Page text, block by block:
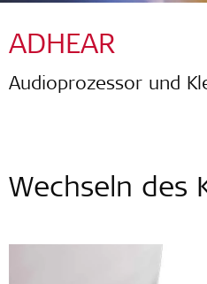
ADHEAR
Audioprozessor und
Wechseln des